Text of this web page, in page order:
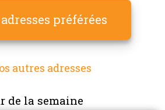
préférées
autres adresses
de la semaine